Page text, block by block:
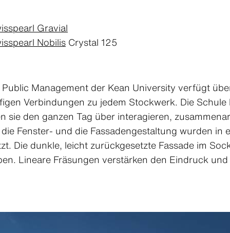
Gravial
Nobilis Crystal 125
Management der Kean University verfügt
Verbindungen zu jedem Stockwerk. Die
sie den ganzen Tag über interagieren,
Fenster- und die Fassadengestaltung wurden in
Die dunkle, leicht zurückgesetzte Fassade im
Lineare Fräsungen verstärken den Eindruck